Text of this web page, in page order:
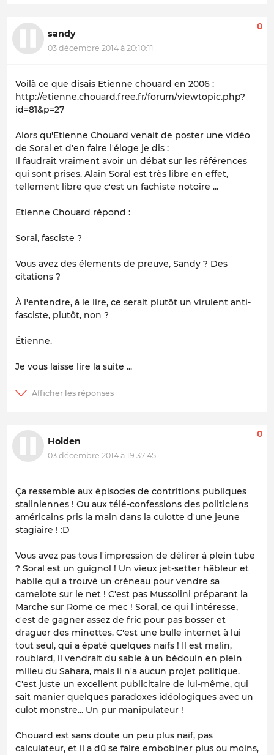
sandy
03 décembre 2014 à 20:10:11
0
Voilà ce que disais Etienne chouard en 2006 :
http://etienne.chouard.free.fr/forum/viewtopic.php?
id=81&p=27
Alors qu'Etienne Chouard venait de poster une vidéo
de Soral et d'en faire l'éloge je dis :
Il faudrait vraiment avoir un débat sur les références
qui sont prises. Alain Soral est très libre en effet,
tellement libre que c'est un fachiste notoire ...
Etienne Chouard répond :
Soral, fasciste ?
Vous avez des élements de preuve, Sandy ? Des
citations ?
À l'entendre, à le lire, ce serait plutôt un virulent anti-
fasciste, plutôt, non ?
Étienne.
Je vous laisse lire la suite ...
Holden
03 décembre 2014 à 19:37:45
0
Ça ressemble aux épisodes de contritions publiques
staliniennes ! Ou aux télé-confessions des politiciens
américains pris la main dans la culotte d'une jeune
stagiaire ! :D
Vous avez pas tous l'impression de délirer à plein tube
? Soral est un guignol ! Un vieux jet-setter hâbleur et
habile qui a trouvé un créneau pour vendre sa
camelote sur le net ! C'est pas Mussolini préparant la
Marche sur Rome ce mec ! Soral, ce qui l'intéresse,
c'est de gagner assez de fric pour pas bosser et
draguer des minettes. C'est une bulle internet à lui
tout seul, qui a épaté quelques naïfs ! Il est malin,
roublard, il vendrait du sable à un bédouin en plein
milieu du Sahara, mais il n'a aucun projet politique.
C'est juste un excellent publicitaire de lui-même, qui
sait manier quelques paradoxes idéologiques avec un
culot monstre... Un pur manipulateur !
Chouard est sans doute un peu plus naïf, pas
calculateur, et il a dû se faire embobiner plus ou moins,